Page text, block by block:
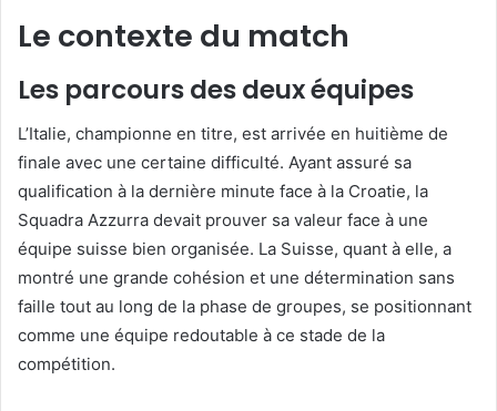
Le contexte du match
Les parcours des deux équipes
L’Italie, championne en titre, est arrivée en huitième de
finale avec une certaine difficulté. Ayant assuré sa
qualification à la dernière minute face à la Croatie, la
Squadra Azzurra devait prouver sa valeur face à une
équipe suisse bien organisée. La Suisse, quant à elle, a
montré une grande cohésion et une détermination sans
faille tout au long de la phase de groupes, se positionnant
comme une équipe redoutable à ce stade de la
compétition.